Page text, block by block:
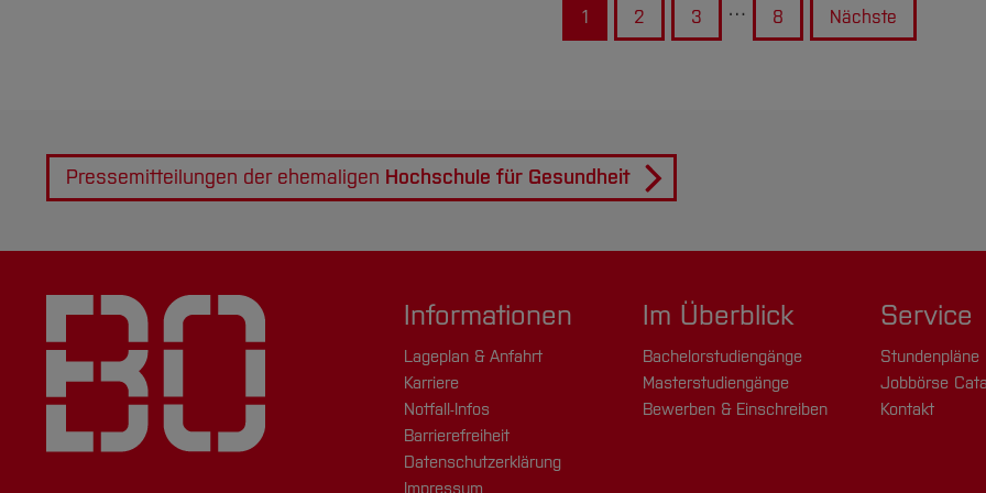
1 2 3 … 8 Nächste
Pressemitteilungen der ehemaligen Hochschule für Gesundheit
Informationen
Lageplan & Anfahrt
Karriere
Notfall-Infos
Barrierefreiheit
Datenschutzerklärung
Impressum
Im Überblick
Bachelorstudiengänge
Masterstudiengänge
Bewerben & Einschreiben
Service
Stundenpläne
Jobbörse
Kontakt